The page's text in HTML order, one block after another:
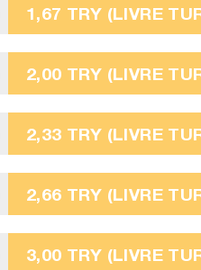
1,67 TRY (LIVRE
2,00 TRY (LIVRE
2,33 TRY (LIVRE
2,66 TRY (LIVRE
3,00 TRY (LIVRE